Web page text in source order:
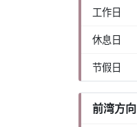
工作日
休息日
节假日
前湾方向